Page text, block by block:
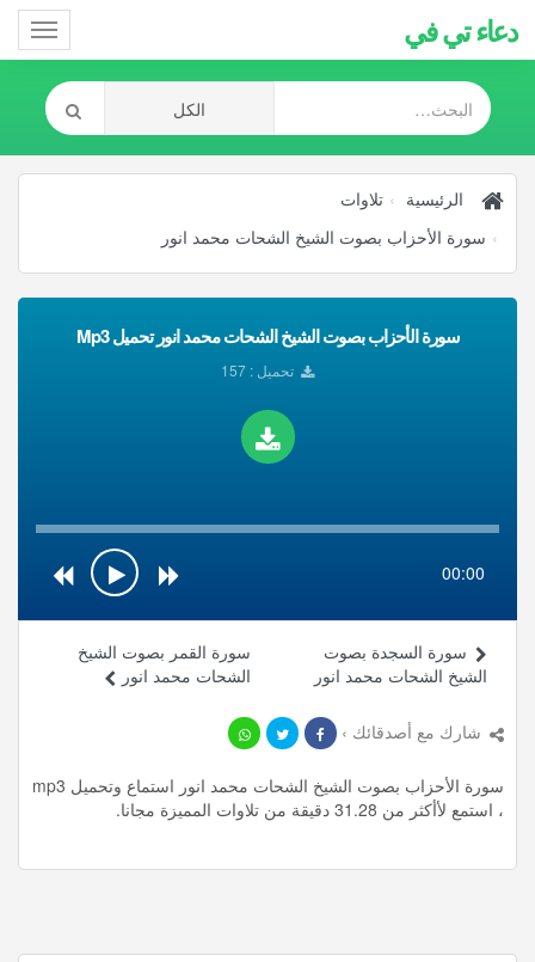
دعاء تي في
الرئيسية
تلاوات
سورة الأحزاب بصوت الشيخ الشحات محمد انور
سورة الأحزاب بصوت الشيخ الشحات محمد انور تحميل Mp3
تحميل : 157
00:00
سورة القمر بصوت الشيخ
الشحات محمد انور
سورة السجدة بصوت
الشيخ الشحات محمد انور
شارك مع أصدقائك ›
سورة الأحزاب بصوت الشيخ الشحات محمد انور استماع وتحميل mp3
، استمع لأأكثر من 31.28 دقيقة من تلاوات المميزة مجانا.